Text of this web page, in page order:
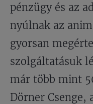
pénzügy és az
nyúlnak az
gyorsan
szolgáltatásuk
már több mint
Dörner Csenge,